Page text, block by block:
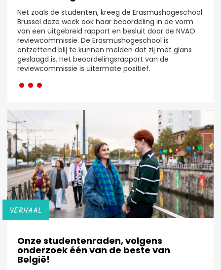
Net zoals de studenten, kreeg de Erasmushogeschool
Brussel deze week ook haar beoordeling in de vorm
van een uitgebreid rapport en besluit door de NVAO
reviewcommissie. De Erasmushogeschool is
ontzettend blij te kunnen melden dat zij met glans
geslaagd is. Het beoordelingsrapport van de
reviewcommissie is uitermate positief.
···
VERHAAL
Onze studentenraden, volgens
onderzoek één van de beste van
België!